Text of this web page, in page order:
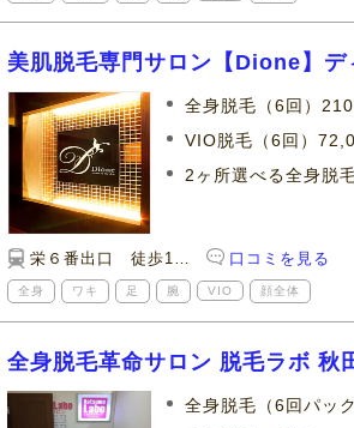
美肌脱毛専門サロン【Dione】デ
全身脱毛（6回）
VIO脱毛（6回）
2ヶ所選べる全身脱
栄６番出口 徒歩1分／ラシックからスグ 口コミを見る
全身 ワキ 足 腕 VIO 顔全体
全身脱毛革命サロン 脱毛ラボ 秋
全身脱毛（6回パッ